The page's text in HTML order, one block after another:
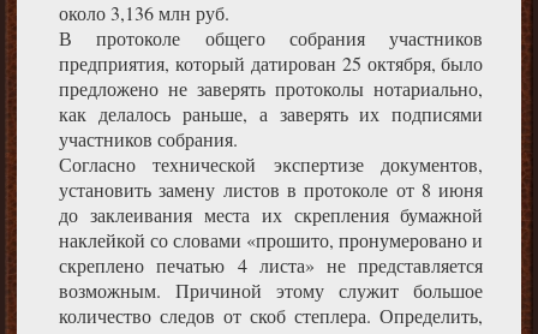
около 3,136 млн руб.
В протоколе общего собрания участников
предприятия, который датирован 25 октября, было
предложено не заверять протоколы нотариально,
как делалось раньше, а заверять их подписями
участников собрания.
Согласно технической экспертизе документов,
установить замену листов в протоколе от 8 июня
до заклеивания места их скрепления бумажной
наклейкой со словами «прошито, пронумеровано и
скреплено печатью 4 листа» не представляется
возможным. Причиной этому служит большое
количество следов от скоб степлера. Определить,